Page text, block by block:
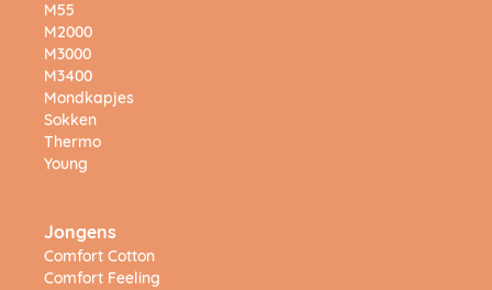
M55
M2000
M3000
M3400
Mondkapjes
Sokken
Thermo
Young
Jongens
Comfort Cotton
Comfort Feeling